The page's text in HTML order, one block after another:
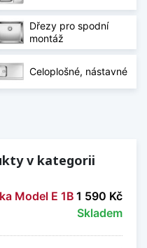
jsou odolné vůči
čištění a
což zajišťuje
v kuchyni.
i bez
komfort i
i rohové
různým dispozicím
Dřezy pro spodní
montáž
Celoplošné, nástavné
v kategorii
Model E 1B 1 590 Kč
Skladem